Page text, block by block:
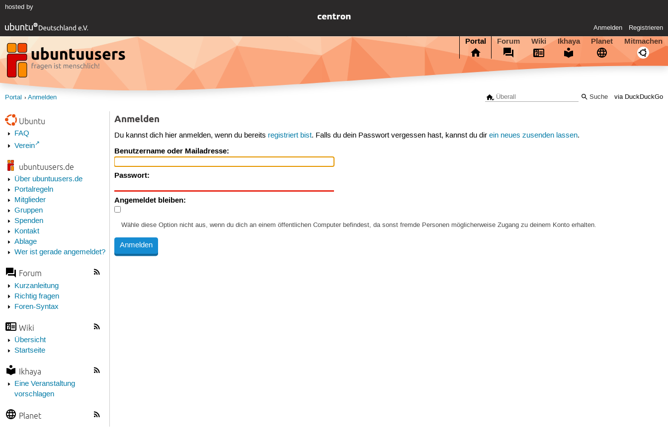
hosted by
Anmelden Registrieren
Portal Forum Wiki Ikhaya Planet Mitmachen
via DuckDuckGo
Portal Anmelden
Ubuntu
FAQ
Verein
ubuntuusers.de
Über ubuntuusers.de
Portalregeln
Mitglieder
Gruppen
Spenden
Kontakt
Ablage
Wer ist gerade angemeldet?
Forum
Kurzanleitung
Richtig fragen
Foren-Syntax
Wiki
Übersicht
Startseite
Ikhaya
Eine Veranstaltung
vorschlagen
Planet
Anmelden
Du kannst dich hier anmelden, wenn du bereits registriert bist. Falls du dein Passwort vergessen hast, kannst du direin neues zusenden lassen.
Benutzername oder Mailadresse:
Passwort:
Angemeldet bleiben:
Wähle diese Option nicht aus, wenn du dich an einem öffentlichen Computer befindest, da sonst fremde Personen möglicherweise Zugang zu deinem Konto erhalten.